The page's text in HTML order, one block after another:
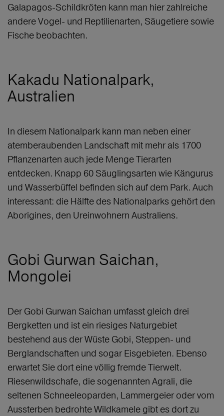
Galapagos-Schildkröten kann man hier zahlreiche
andere Vogel- und Reptilienarten, Säugetiere sowie
Fische beobachten.
Kakadu Nationalpark,
Australien
In diesem Nationalpark kann man neben einer
atemberaubenden Landschaft mit mehr als 1700
Pflanzenarten auch jede Menge Tierarten
entdecken. Knapp 60 Säuglingsarten wie Kängurus
und Wasserbüffel befinden sich auf dem Park. Auch
interessant: die Hälfte des Nationalparks gehört den
Aborigines, den Ureinwohnern Australiens.
Gobi Gurwan Saichan,
Mongolei
Der Gobi Gurwan Saichan umfasst gleich drei
Bergketten und ist ein riesiges Naturgebiet
bestehend aus der Wüste Gobi, Steppen- und
Berglandschaften und sogar Eisgebieten. Ebenso
erwartet Sie dort eine völlig fremde Tierwelt.
Riesenwildschafe, die sogenannten Agrali, die
seltenen Schneeleoparden, Lammergeier oder vom
Aussterben bedrohte Wildkamele gibt es dort zu